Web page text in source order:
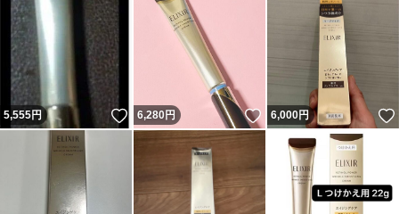
5,555円 いいね！
6,280円 いいね！
6,000円